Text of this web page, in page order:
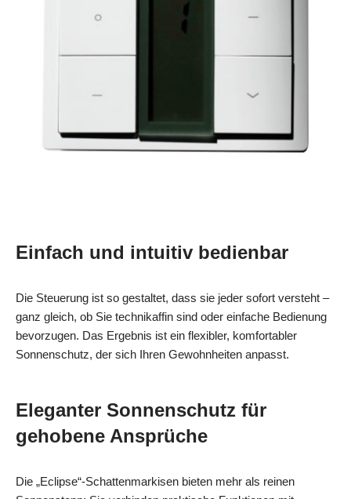
Einfach und intuitiv bedienbar
Die Steuerung ist so gestaltet, dass sie jeder sofort versteht –
ganz gleich, ob Sie technikaffin sind oder einfache Bedienung
bevorzugen. Das Ergebnis ist ein flexibler, komfortabler
Sonnenschutz, der sich Ihren Gewohnheiten anpasst.
Eleganter Sonnenschutz für
gehobene Ansprüche
Die „Eclipse“-Schattenmarkisen bieten mehr als reinen